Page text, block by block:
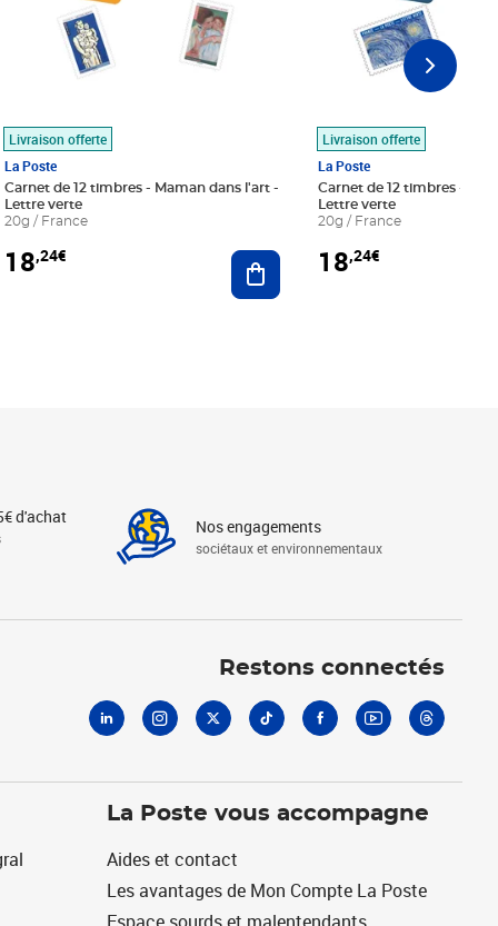
au panier
Livraison offerte
La Poste
Carnet de 12 timbres - Maman dans l'art -
Lettre verte
20g / France
18,24€ Ajouter au panier
Livraison offerte
La Poste
Carnet de 12 timbres - Le
Lettre verte
20g / France
18,24€
d'achat Nos engagements
sociétaux et environnementaux
Restons connectés
La Poste vous accompagne
Aides et contact
Les avantages de Mon Compte La Poste